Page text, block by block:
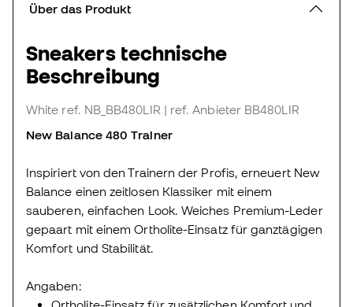
Über das Produkt
Sneakers technische
Beschreibung
White ref. NB_BB480LIR | ref. Anbieter BB480LIR
New Balance 480 Trainer
Inspiriert von den Trainern der Profis, erneuert New
Balance einen zeitlosen Klassiker mit einem
sauberen, einfachen Look. Weiches Premium-Leder
gepaart mit einem Ortholite-Einsatz für ganztägigen
Komfort und Stabilität.
Angaben: